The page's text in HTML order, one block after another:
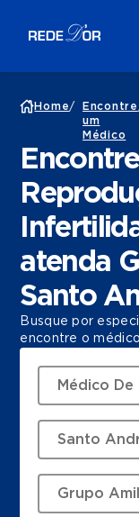
Home/
Encontre
um
Médico
atenda
Santo
Busque por
encontre o